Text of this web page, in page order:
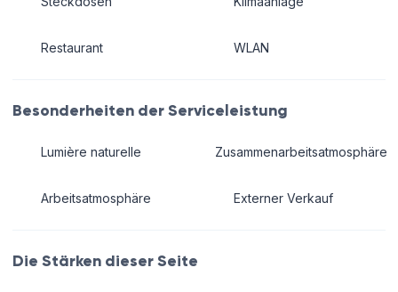
Restaurant WLAN
Besonderheiten der Serviceleistung
Lumière naturelle
Arbeitsatmosphäre
Zusammenarbeitsatmosphäre
Externer Verkauf
Die Stärken dieser Seite